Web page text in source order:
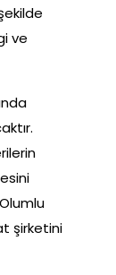
ve
şirketini